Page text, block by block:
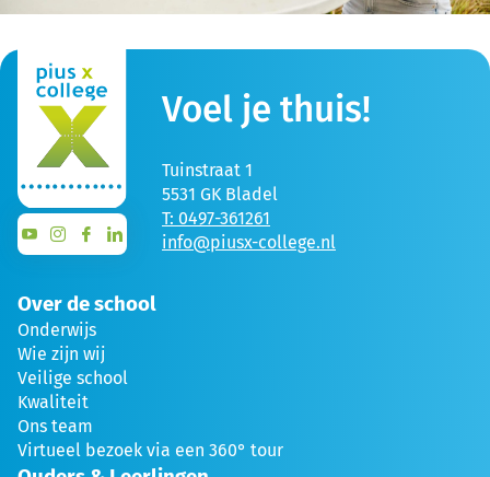
Voel je thuis!
Tuinstraat 1
5531 GK Bladel
T: 0497-361261
info@piusx-college.nl
Over de school
Onderwijs
Wie zijn wij
Veilige school
Kwaliteit
Ons team
Virtueel bezoek via een 360° tour